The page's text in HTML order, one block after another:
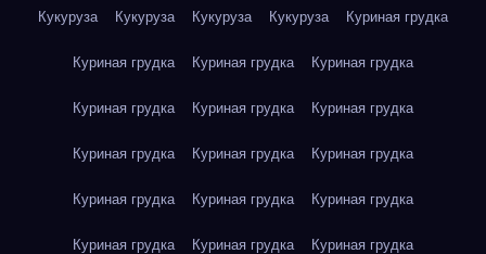
Кукуруза Кукуруза Кукуруза Кукуруза Куриная грудка
Куриная грудка Куриная грудка Куриная грудка
Куриная грудка Куриная грудка Куриная грудка
Куриная грудка Куриная грудка Куриная грудка
Куриная грудка Куриная грудка Куриная грудка
Куриная грудка Куриная грудка Куриная грудка